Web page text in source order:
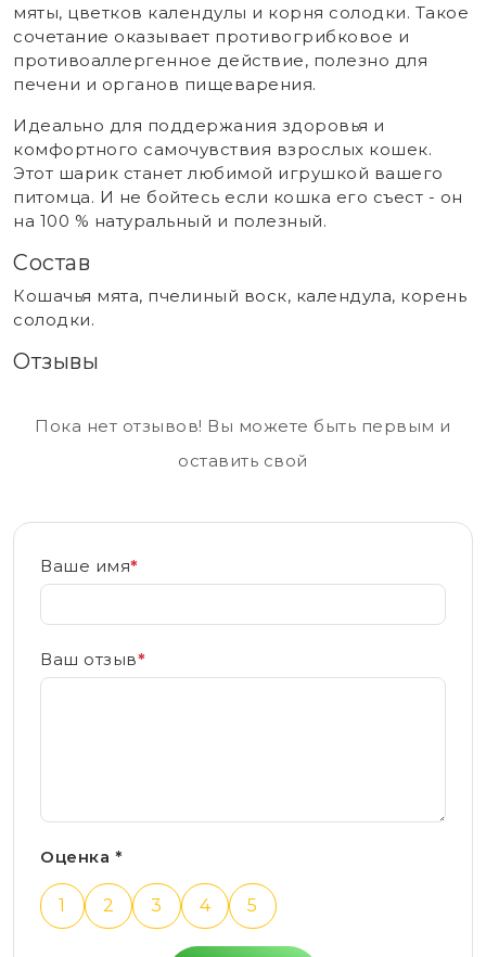
мяты, цветков календулы и корня солодки. Такое
сочетание оказывает противогрибковое и
противоаллергенное действие, полезно для
печени и органов пищеварения.
Идеально для поддержания здоровья и
комфортного самочувствия взрослых кошек.
Этот шарик станет любимой игрушкой вашего
питомца. И не бойтесь если кошка его съест - он
на 100 % натуральный и полезный.
Состав
Кошачья мята, пчелиный воск, календула, корень
солодки.
Отзывы
Пока нет отзывов! Вы можете быть первым и
оставить свой
Ваше имя*
Ваш отзыв*
Оценка *
1 2 3 4 5